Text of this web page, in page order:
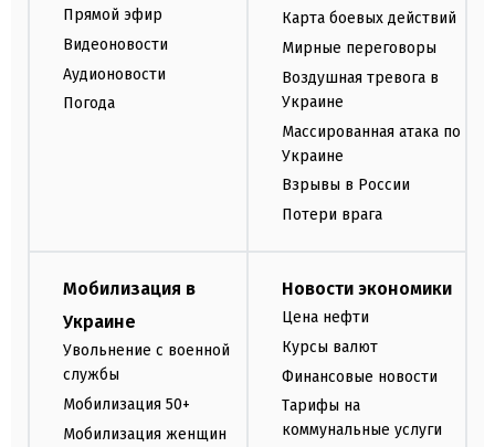
Прямой эфир
Видеоновости
Аудионовости
Погода
Карта боевых действий
Мирные переговоры
Воздушная тревога в
Украине
Массированная атака по
Украине
Взрывы в России
Потери врага
Мобилизация в
Украине
Увольнение с военной
службы
Мобилизация 50+
Мобилизация женщин
Новости экономики
Цена нефти
Курсы валют
Финансовые новости
Тарифы на
коммунальные услуги